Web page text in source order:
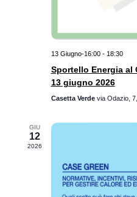
13 Giugno-16:00- 18:30
Sportello Energia al
13 giugno 2026
Casetta Verde via Odazio,
GIU
12
2026